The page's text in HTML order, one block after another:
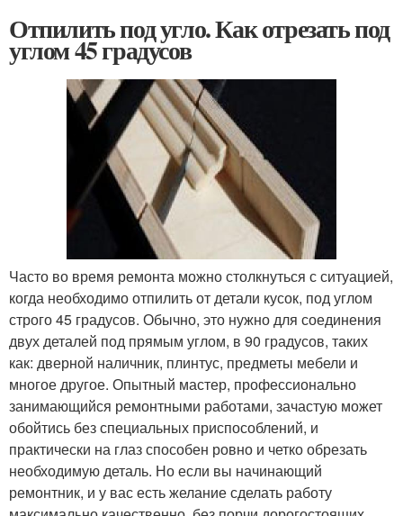
Отпилить под угло. Как отрезать под
углом 45 градусов
Часто во время ремонта можно столкнуться с ситуацией,
когда необходимо отпилить от детали кусок, под углом
строго 45 градусов. Обычно, это нужно для соединения
двух деталей под прямым углом, в 90 градусов, таких
как: дверной наличник, плинтус, предметы мебели и
многое другое. Опытный мастер, профессионально
занимающийся ремонтными работами, зачастую может
обойтись без специальных приспособлений, и
практически на глаз способен ровно и четко обрезать
необходимую деталь. Но если вы начинающий
ремонтник, и у вас есть желание сделать работу